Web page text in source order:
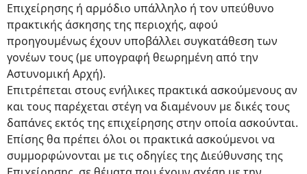
Επιχείρησης ή αρμόδιο υπάλληλο ή τον υπεύθυνο
πρακτικής άσκησης της περιοχής, αφού
προηγουμένως έχουν υποβάλλει συγκατάθεση των
γονέων τους (με υπογραφή θεωρημένη από την
Αστυνομική Αρχή).
Επιτρέπεται στους ενήλικες πρακτικά ασκούμενους αν
και τους παρέχεται στέγη να διαμένουν με δικές τους
δαπάνες εκτός της επιχείρησης στην οποία ασκούνται.
Επίσης θα πρέπει όλοι οι πρακτικά ασκούμενοι να
συμμορφώνονται με τις οδηγίες της Διεύθυνσης της